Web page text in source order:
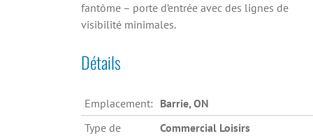
fantôme – porte d’entrée avec des lignes de
visibilité minimales.
Détails
Emplacement: Barrie, ON
Type de
Commercial Loisirs